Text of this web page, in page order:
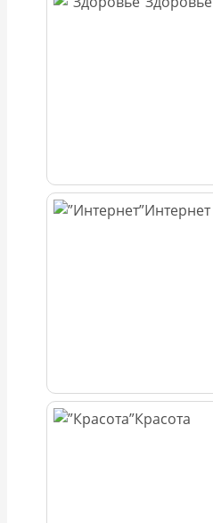
Интернет
Красота